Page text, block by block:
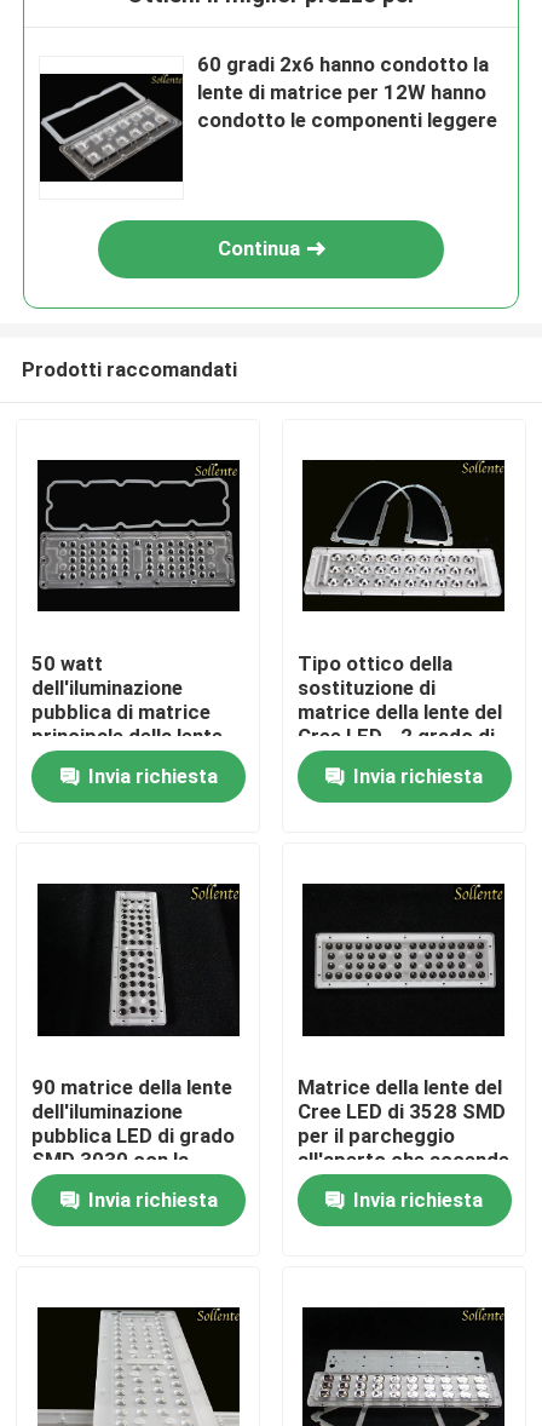
Casa
Prodotti
Circa noi
Giro della fabbrica
Controllo di qualità
Contattici
Modulo dell'iluminazione pubblica
60 gradi 2x6 hanno condotto la
lente di matrice per 12W hanno
condotto le componenti leggere
Continua
Prodotti raccomandati
50 watt
dell'iluminazione
pubblica di matrice
principale della lente,
64 hanno condotto il
modulo del PWB di
SMD 3030
Invia richiesta
Tipo ottico della
sostituzione di
matrice della lente del
Cree LED - 2 grado di
30W 78*132
Invia richiesta
90 matrice della lente
dell'iluminazione
pubblica LED di grado
SMD 3030 con la
guarnizione del
siliconeInvia richiesta
Matrice della lente del
Cree LED di 3528 SMD
per il parcheggio
all'aperto che accende
100W
Invia richiesta